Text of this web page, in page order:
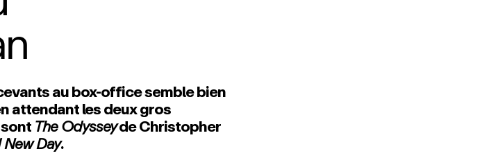
au box‑office semble bien
attendant les deux gros
The Odysseyde Christopher
Day.